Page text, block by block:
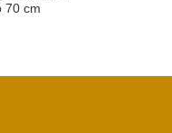
70 cm